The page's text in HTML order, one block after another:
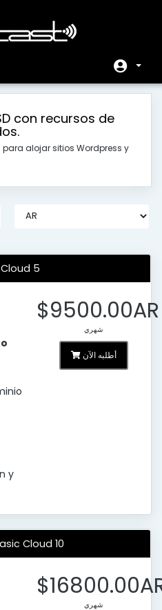
con recursos de
alojar sitios Wordpress y
5
y
$9500.00AR
شهري
أطلبه الآن
Cloud 10
شهري